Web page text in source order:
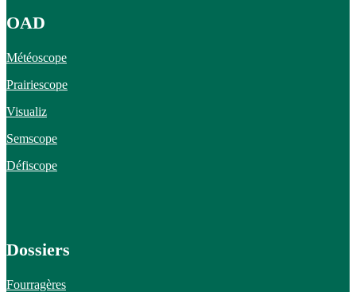
OAD
Météoscope
Prairiescope
Visualiz
Semscope
Défiscope
Dossiers
Fourragères